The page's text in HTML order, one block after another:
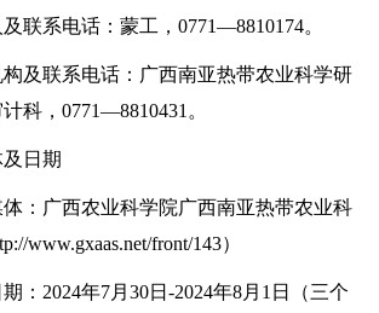
及联系电话：蒙工，0771—8810174。
构及联系电话：广西南亚热带农业科学研
科，0771—8810431。
日期
体：广西农业科学院广西南亚热带农业科
www.gxaas.net/front/143）
期：2024年7月30日-2024年8月1日（三个